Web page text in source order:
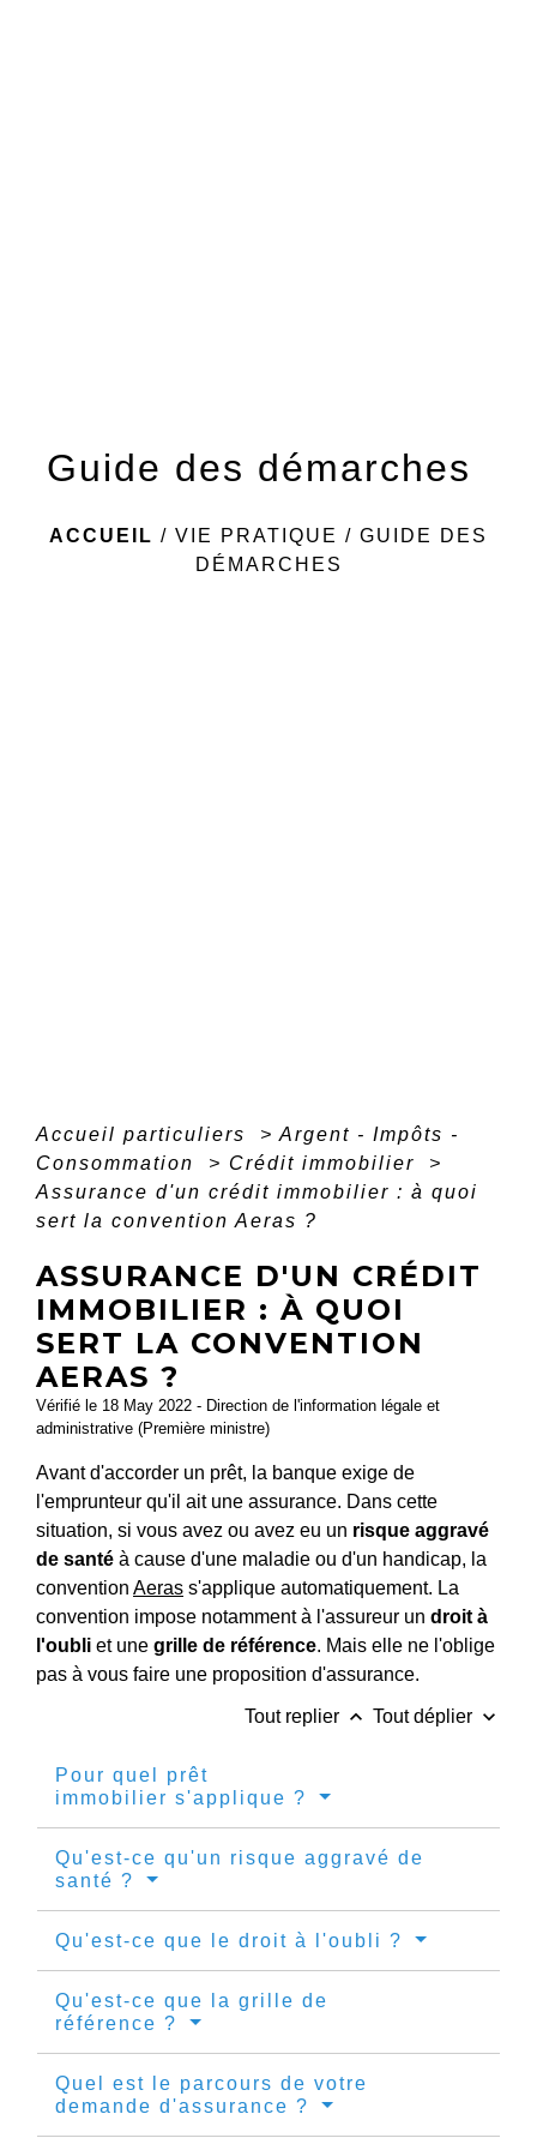
Guide des démarches
ACCUEIL / VIE PRATIQUE / GUIDE DES
DÉMARCHES
Accueil particuliers > Argent - Impôts -
Consommation
> Crédit immobilier
>
Assurance d'un crédit immobilier : à quoi
sert la convention Aeras ?
ASSURANCE D'UN CRÉDIT
IMMOBILIER : À QUOI
SERT LA CONVENTION
AERAS ?
Vérifié le 18 May 2022 - Direction de l'information légale et
administrative (Première ministre)
Avant d'accorder un prêt, la banque exige de
l'emprunteur qu'il ait une assurance. Dans cette
situation, si vous avez ou avez eu un risque aggravé
de santé à cause d'une maladie ou d'un handicap, la
convention Aeras s'applique automatiquement. La
convention impose notamment à l'assureur un droit à
l'oubli et une grille de référence. Mais elle ne l'oblige
pas à vous faire une proposition d'assurance.
Tout replier keyboard_arrow_up Tout déplier keyboard_arrow_down
Pour quel prêt
immobilier s'applique ?
Qu'est-ce qu'un risque aggravé de
santé ?
Qu'est-ce que le droit à l'oubli ?
Qu'est-ce que la grille de
référence ?
Quel est le parcours de votre
demande d'assurance ?